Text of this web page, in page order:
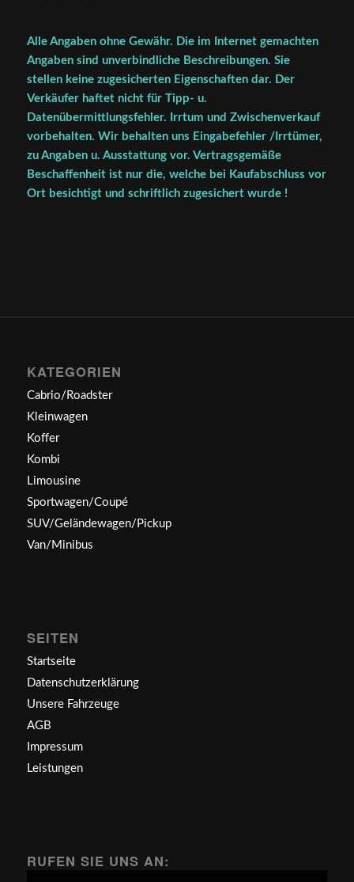
Alle Angaben ohne Gewähr. Die im Internet gemachten
Angaben sind unverbindliche Beschreibungen. Sie
stellen keine zugesicherten Eigenschaften dar. Der
Verkäufer haftet nicht für Tipp- u.
Datenübermittlungsfehler. Irrtum und Zwischenverkauf
vorbehalten. Wir behalten uns Eingabefehler /Irrtümer,
zu Angaben u. Ausstattung vor. Vertragsgemäße
Beschaffenheit ist nur die, welche bei Kaufabschluss vor
Ort besichtigt und schriftlich zugesichert wurde !
KATEGORIEN
Cabrio/Roadster
Kleinwagen
Koffer
Kombi
Limousine
Sportwagen/Coupé
SUV/Geländewagen/Pickup
Van/Minibus
SEITEN
Startseite
Datenschutzerklärung
Unsere Fahrzeuge
AGB
Impressum
Leistungen
RUFEN SIE UNS AN: